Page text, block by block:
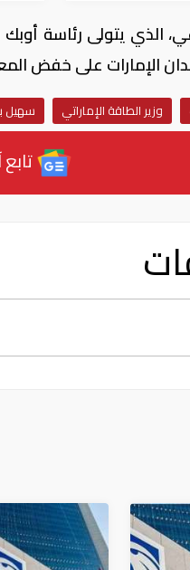
الإمارات على خفض
وزير الطاقة الإماراتي سهيل